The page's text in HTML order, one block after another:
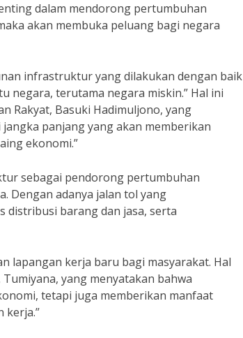
dalam mendorong pertumbuhan
akan membuka peluang bagi negara
infrastruktur yang dilakukan dengan baik
negara, terutama negara miskin.” Hal ini
Rakyat, Basuki Hadimuljono, yang
panjang yang akan memberikan
ekonomi.”
sebagai pendorong pertumbuhan
Dengan adanya jalan tol yang
distribusi barang dan jasa, serta
lapangan kerja baru bagi masyarakat. Hal
yang menyatakan bahwa
tetapi juga memberikan manfaat
kerja.”